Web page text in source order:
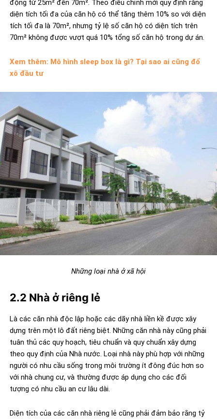
động từ 25m² đến 70m². Theo điều chỉnh mới quy định rằng
diện tích tối đa của căn hộ có thể tăng thêm 10% so với diện
tích tối đa là 70m², nhưng tỷ lệ số căn hộ có diện tích trên
70m² không được vượt quá 10% tổng số căn hộ trong dự án.
Xem thêm: Mô hình sleep box là gì? Tại sao ai cũng đổ
xô đầu tư
Những loại nhà ở xã hội
2.2 Nhà ở riêng lẻ
Là các căn nhà độc lập hoặc các dãy nhà liền kề được xây
dựng trên một lô đất riêng biệt. Những căn nhà này cũng phải
tuân thủ các quy hoạch, tiêu chuẩn và quy chuẩn xây dựng
theo quy định của Nhà nước. Loại nhà này phù hợp với những
người có nhu cầu sống trong môi trường ít đông đúc hơn so
với nhà chung cư, và thường được áp dụng cho các đối
tượng có nhu cầu an cư lâu dài.
Diện tích của các căn nhà riêng lẻ cũng phải đảm bảo rằng tỷ
Bạn cần BlogFidovn tổng hợp hay tìm kiếm thông tin nào?